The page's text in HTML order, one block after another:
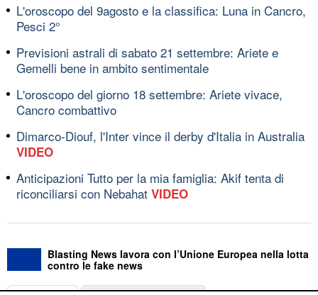
L'oroscopo del 9agosto e la classifica: Luna in Cancro,
Pesci 2°
Previsioni astrali di sabato 21 settembre: Ariete e
Gemelli bene in ambito sentimentale
L'oroscopo del giorno 18 settembre: Ariete vivace,
Cancro combattivo
Dimarco-Diouf, l'Inter vince il derby d'Italia in Australia
VIDEO
Anticipazioni Tutto per la mia famiglia: Akif tenta di
riconciliarsi con Nebahat VIDEO
Blasting News lavora con l’Unione Europea nella lotta
contro le fake news